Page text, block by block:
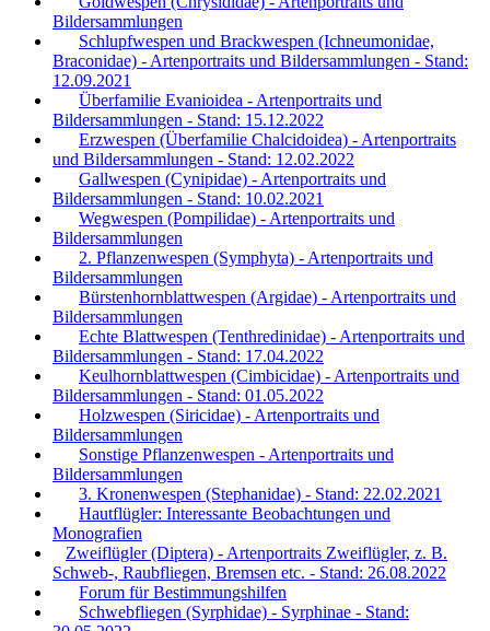
Bildersammlungen
Schlupfwespen und Brackwespen (Ichneumonidae,
Braconidae) - Artenportraits und Bildersammlungen - Stand:
12.09.2021
Überfamilie Evanioidea - Artenportraits und
Bildersammlungen - Stand: 15.12.2022
Erzwespen (Überfamilie Chalcidoidea) - Artenportraits
und Bildersammlungen - Stand: 12.02.2022
Gallwespen (Cynipidae) - Artenportraits und
Bildersammlungen - Stand: 10.02.2021
Wegwespen (Pompilidae) - Artenportraits und
Bildersammlungen
2. Pflanzenwespen (Symphyta) - Artenportraits und
Bildersammlungen
Bürstenhornblattwespen (Argidae) - Artenportraits und
Bildersammlungen
Echte Blattwespen (Tenthredinidae) - Artenportraits und
Bildersammlungen - Stand: 17.04.2022
Keulhornblattwespen (Cimbicidae) - Artenportraits und
Bildersammlungen - Stand: 01.05.2022
Holzwespen (Siricidae) - Artenportraits und
Bildersammlungen
Sonstige Pflanzenwespen - Artenportraits und
Bildersammlungen
3. Kronenwespen (Stephanidae) - Stand: 22.02.2021
Hautflügler: Interessante Beobachtungen und
Monografien
Zweiflügler (Diptera) - Artenportraits Zweiflügler, z. B.
Schweb-, Raubfliegen, Bremsen etc. - Stand: 26.08.2022
Forum für Bestimmungshilfen
Schwebfliegen (Syrphidae) - Syrphinae - Stand: